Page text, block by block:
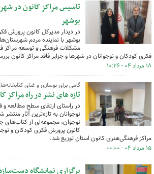
تاسیس مراکز کانون در
بوشهر
در دیدار مدیرکل کانون پرورش
بوشهر با نماینده مردم
مشکلات فرهنگی و توسعه مراکز
فکری کودکان و نوجوانان در شهرها و جزایر فاقد مراکز کانون
۱۸ مرداد ۰۴ - ۱۰:۲۶
گامی برای نوسازی و غنای
تازه های نشر در راه مراکز
در راستای ارتقای سطح مطالعه
نوجوانان به تازه‌ترین آثار
نوجوان، مجموعه‌ای از کتاب‌های
کانون پرورش فکری کودکان و
مراکز فرهنگی‌هنری کانون استان توزیع شد.
۱۵ مرداد ۰۴ - ۰۰:۰۰
برگزاری نمایشگاه